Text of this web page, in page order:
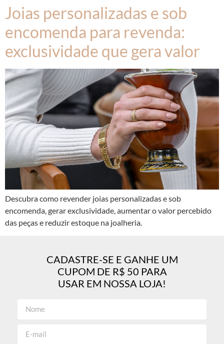
Joias personalizadas e sob
encomenda para revenda:
exclusividade que gera valor
Descubra como revender joias personalizadas e sob
encomenda, gerar exclusividade, aumentar o valor percebido
das peças e reduzir estoque na joalheria.
CADASTRE-SE E GANHE UM
CUPOM DE R$ 50 PARA
USAR EM NOSSA LOJA!